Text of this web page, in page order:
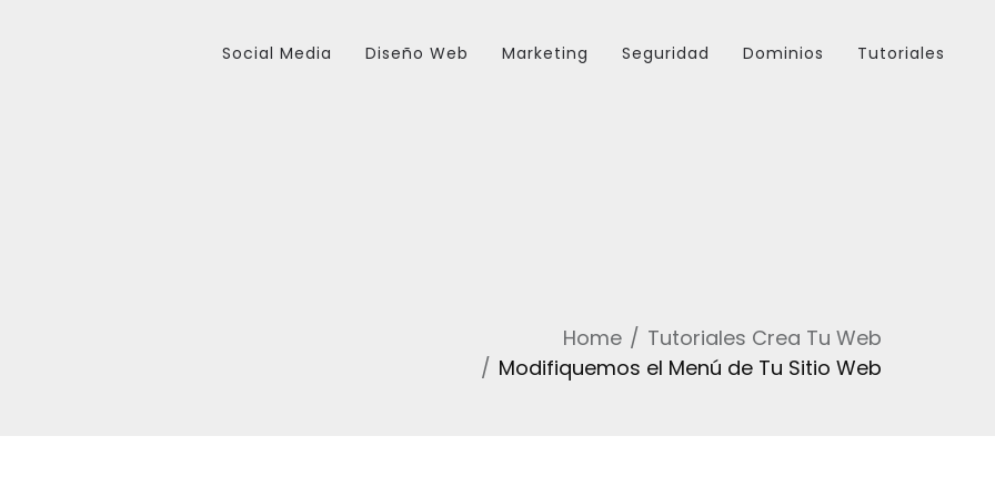
Social Media Diseño Web Marketing Seguridad Dominios Tutoriales
Home
Tutoriales Crea Tu Web
Modifiquemos el Menú de Tu Sitio Web